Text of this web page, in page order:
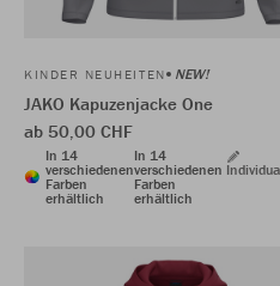
KINDER NEUHEITEN NEW!
JAKO Kapuzenjacke One
ab 50,00 CHF
In 14
verschiedenen
Farben
erhältlich
In 14
verschiedenen
Farben
erhältlich